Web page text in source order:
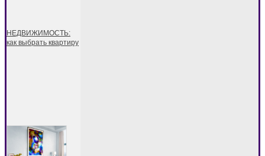
НЕДВИЖИМОСТЬ:
как выбрать квартиру